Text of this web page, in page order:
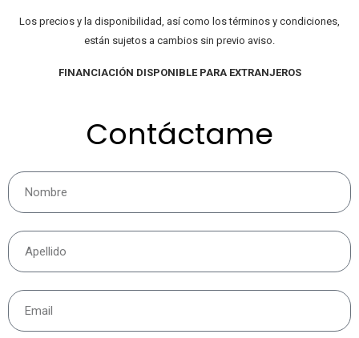
Los precios y la disponibilidad, así como los términos y condiciones,
están sujetos a cambios sin previo aviso.
FINANCIACIÓN DISPONIBLE PARA EXTRANJEROS
Contáctame